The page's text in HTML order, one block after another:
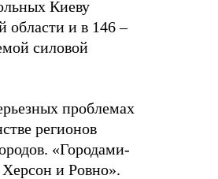
Киеву
области и в 146 –
силовой
проблемах
регионов
«Городами-
и Ровно».